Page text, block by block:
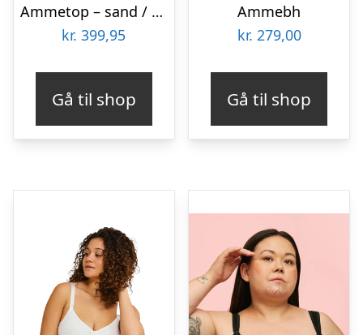
Ammetop – sand / m/l
kr. 399,95
Gå til shop
Ammebh
kr. 279,00
Gå til shop